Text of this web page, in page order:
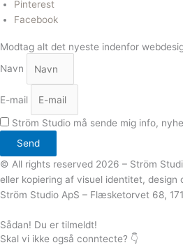
Pinterest
Facebook
Modtag alt det nyeste indenfor
Navn
E-mail
Ström Studio må sende mig info,
Send
© All rights reserved 2026 – Ström
eller kopiering af visuel identitet, design
Ström Studio ApS – Flæsketorvet 68,
Sådan! Du er tilmeldt!
Skal vi ikke også conntecte? 👇